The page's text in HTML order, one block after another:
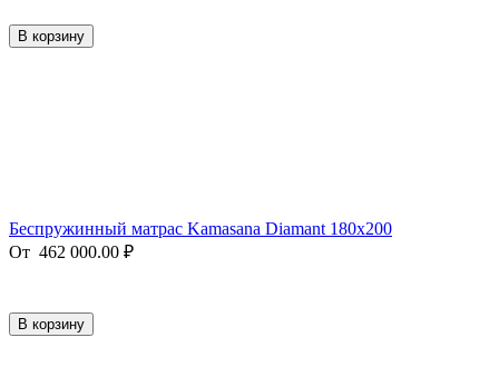
В корзину
Беспружинный матрас Kamasana Diamant 180x200
От 462 000.00 ₽
В корзину